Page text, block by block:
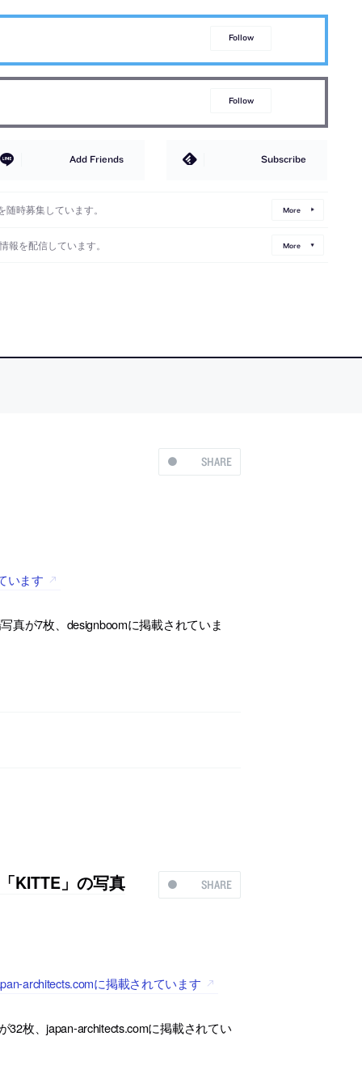
Follow
Follow
Add Friends Subscribe
時募集しています。 More
報を配信しています。 More
SHARE
います
真が7枚、designboomに掲載されていま
SHARE
KITTE」の写真
architects.comに掲載されています
枚、japan-architects.comに掲載されてい